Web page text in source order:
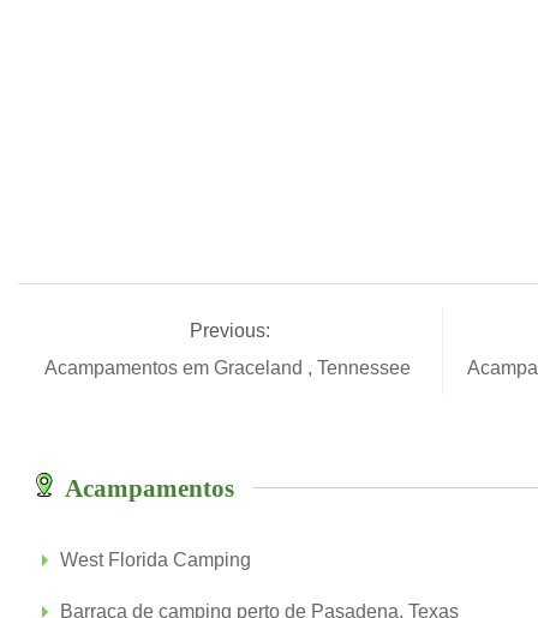
Previous:
Acampamentos em Graceland , Tennessee
Acampamentos
West Florida Camping
Barraca de camping perto de Pasadena, Texas